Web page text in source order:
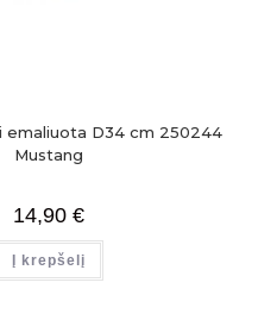
emaliuota D34 cm 250244
Mustang
14,90 €
Į krepšelį